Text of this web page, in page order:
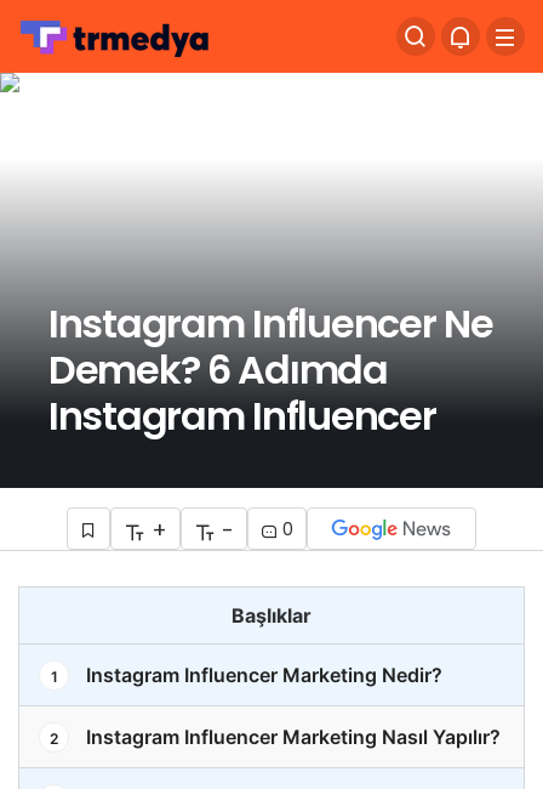
Instagram Influencer Ne
Demek? 6 Adımda
Instagram Influencer
+ - 0
Başlıklar
1 Instagram Influencer Marketing Nedir?
2 Instagram Influencer Marketing Nasıl Yapılır?